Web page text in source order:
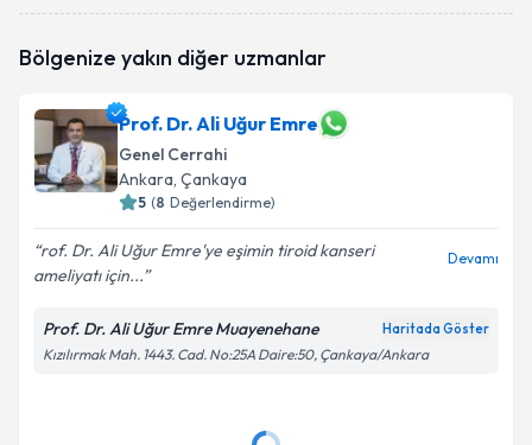
oluşturun. Size bu uzmandan randevu almanız için bir
E-posta Adresiniz
Kişisel verilerimin işlenmesine ilişkin
Aydınlatma
Metni
Takvim Talebini Gönder
Bölgenize yakın diğer uzmanlar
Prof. Dr. Ali Uğur Emre
Genel Cerrahi
Ankara, Çankaya
5 (8 Değerlendirme)
rof. Dr. Ali Uğur Emre'ye eşimin tiroid kanseri
ameliyatı için...
Devamı
Prof. Dr. Ali Uğur Emre Muayenehane Haritada Göster
Kızılırmak Mah. 1443. Cad. No:25A Daire:50, Çankaya/Ankara